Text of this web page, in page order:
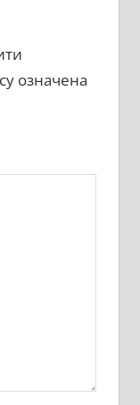
означена